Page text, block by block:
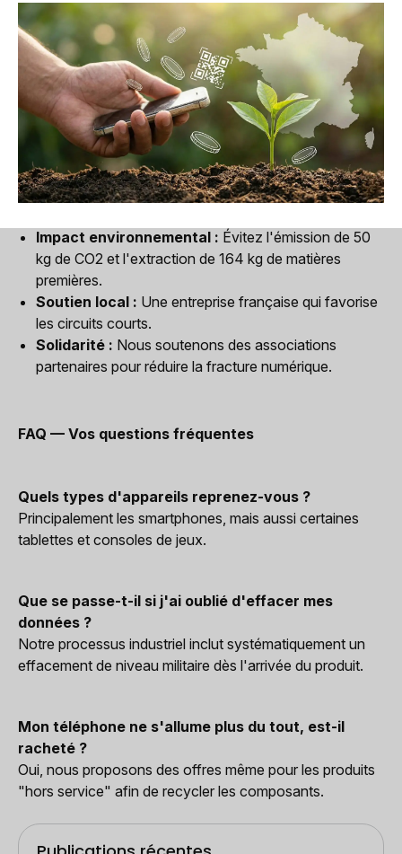
Impact environnemental : Évitez l'émission de 50
kg de CO2 et l'extraction de 164 kg de matières
premières.
Soutien local : Une entreprise française qui favorise
les circuits courts.
Solidarité : Nous soutenons des associations
partenaires pour réduire la fracture numérique.
FAQ — Vos questions fréquentes
Quels types d'appareils reprenez-vous ?
Principalement les smartphones, mais aussi certaines
tablettes et consoles de jeux.
Que se passe-t-il si j'ai oublié d'effacer mes
données ?
Notre processus industriel inclut systématiquement un
effacement de niveau militaire dès l'arrivée du produit.
Mon téléphone ne s'allume plus du tout, est-il
racheté ?
Oui, nous proposons des offres même pour les produits
"hors service" afin de recycler les composants.